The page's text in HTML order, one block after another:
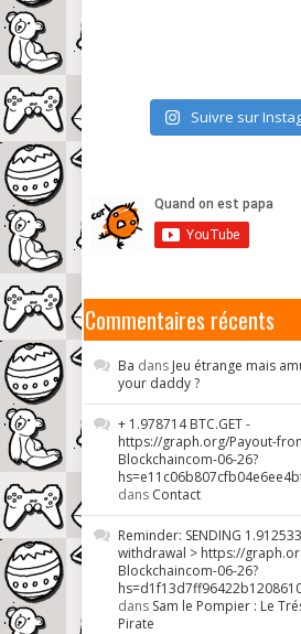
Suivre sur
Commentaires récents
Ba dans Jeu étrange mais
your daddy ?
+ 1.978714 BTC.GET -
https://graph.org/Payout-
Blockchaincom-06-26?
dans Contact
Reminder: SENDING
withdrawal > https://
Blockchaincom-06-26?
dans Sam le Pompier : Le
Pirate